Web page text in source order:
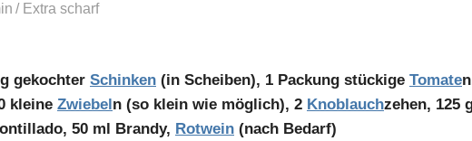
Extra scharf
gekochter Schinken (in Scheiben), 1 Packung stückige Tomate
kleine Zwiebeln (so klein wie möglich), 2 Knoblauchzehen, 125
50 ml Brandy, Rotwein (nach Bedarf)